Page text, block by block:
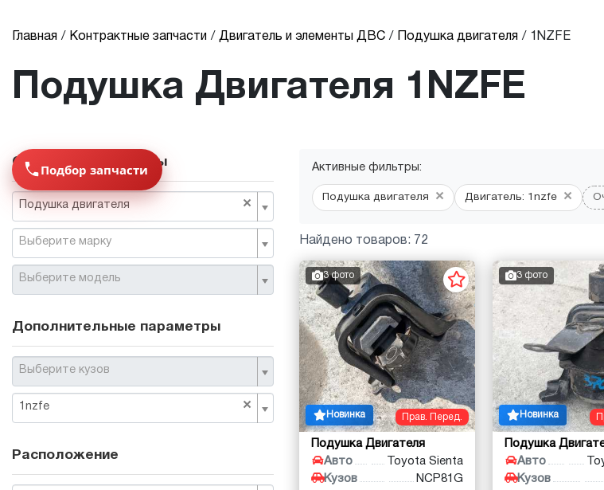
Главная Контрактные запчасти Двигатель и элементы ДВС Подушка двигателя 1NZFE
Подушка Двигателя 1NZFE
Основные параметры
×
Подушка двигателя
Выберите марку
Выберите модель
Дополнительные параметры
Выберите кузов
×
1nzfe
Расположение
Активные фильтры:
Подушка двигателя × Двигатель: 1nzfe ×
Найдено товаров: 72
Прав. Перед.
3 фото
Новинка
Подушка Двигателя
Авто
Toyota Sienta
Кузов
NCP81G
3 фото
Новинка
Подушка
Авто
Кузов
Подбор запчасти